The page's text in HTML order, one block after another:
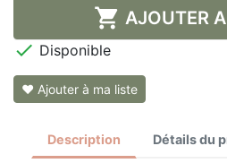
 AJOUTER
 Disponible
❤ Ajouter à ma liste
Description Détails du